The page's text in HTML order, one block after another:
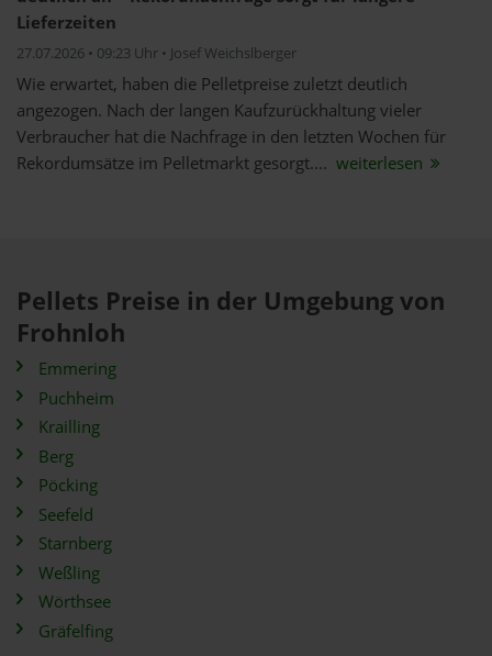
Lieferzeiten
27.07.2026 • 09:23 Uhr • Josef Weichslberger
Wie erwartet, haben die Pelletpreise zuletzt deutlich
angezogen. Nach der langen Kaufzurückhaltung vieler
Verbraucher hat die Nachfrage in den letzten Wochen für
Rekordumsätze im Pelletmarkt gesorgt.... weiterlesen
Pellets Preise in der Umgebung von
Frohnloh
Emmering
Puchheim
Krailling
Berg
Pöcking
Seefeld
Starnberg
Weßling
Wörthsee
Gräfelfing